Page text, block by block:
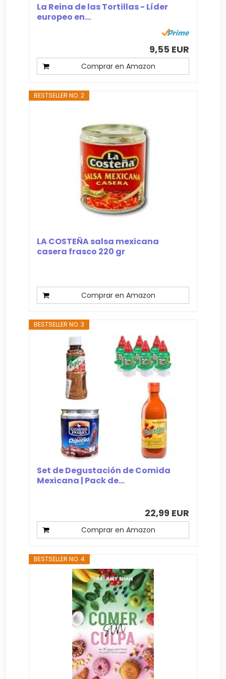
La Reina de las Tortillas - Líder
europeo en...
9,55 EUR
Comprar en Amazon
BESTSELLER NO. 2
LA COSTEÑA salsa mexicana
casera frasco 220 gr
Comprar en Amazon
BESTSELLER NO. 3
Set de Degustación de Comida
Mexicana | Pack de...
22,99 EUR
Comprar en Amazon
BESTSELLER NO. 4